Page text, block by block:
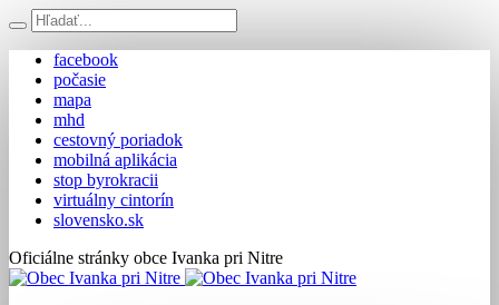
facebook
počasie
mapa
mhd
cestovný poriadok
mobilná aplikácia
stop byrokracii
virtuálny cintorín
slovensko.sk
Oficiálne stránky obce Ivanka pri Nitre